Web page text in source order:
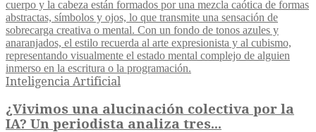
Inteligencia Artificial
¿Vivimos una alucinación colectiva por la
IA? Un periodista analiza tres...